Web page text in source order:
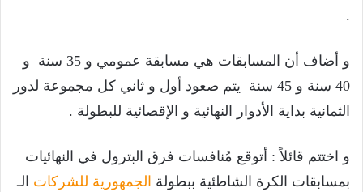
.
و أضاف أن المسابقات هي مسابقة عمومي و 35 سنة و
40 سنة و 45 سنة يتم صعود أول و ثاني كل مجموعة لدور
الثمانية بداية الأدوار النهائية و الإقصائية للبطولة .
و اختتم قائلاً : أتوقع مُنافسات فرق البترول في النهائيات
بمسابقات الكرة الشاطئية ببطولة الجمهورية للشركات الـ